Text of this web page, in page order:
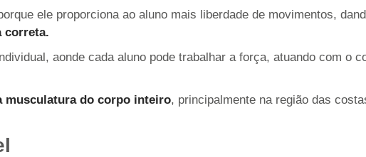
ele proporciona ao aluno mais liberdade de movimentos,
correta.
aonde cada aluno pode trabalhar a força, atuando com o
musculatura do corpo inteiro, principalmente na região das